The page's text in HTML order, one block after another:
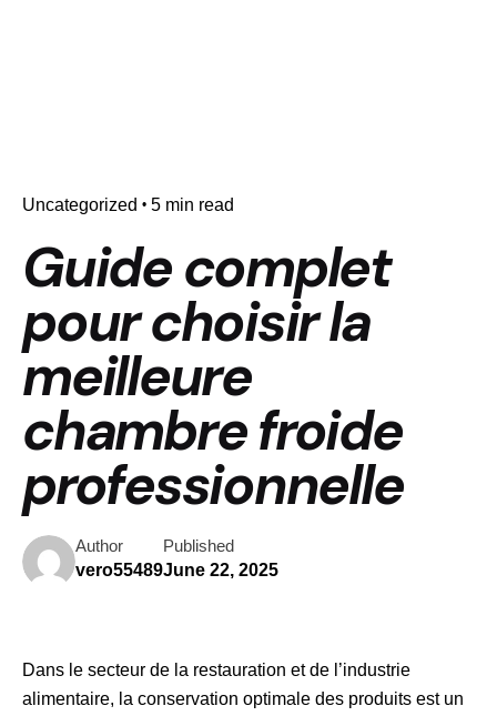
Uncategorized 5 min read
Guide complet
pour choisir la
meilleure
chambre froide
professionnelle
Author
vero55489
Published
June 22, 2025
Dans le secteur de la restauration et de l’industrie
alimentaire, la conservation optimale des produits est un